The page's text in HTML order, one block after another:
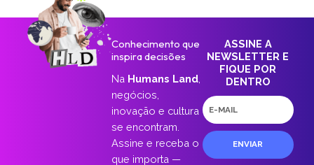
Conhecimento que
inspira decisões
Na Humans Land
negócios,
inovação e cultura
se encontram.
Assine e receba o
que importa —
ASSINE A
NEWSLETTER E
FIQUE POR
DENTRO
E-
mail
ENVIAR